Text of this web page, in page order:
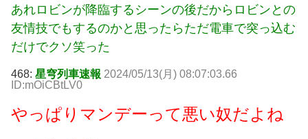
あれロビンが降臨するシーンの後だからロビンとの
友情技でもするのかと思ったらただ電車で突っ込む
だけでクソ笑った
468: 星穹列車速報 2024/05/13(月) 08:07:03.66
ID:mOiCBtLV0
やっぱりマンデーって悪い奴だよね